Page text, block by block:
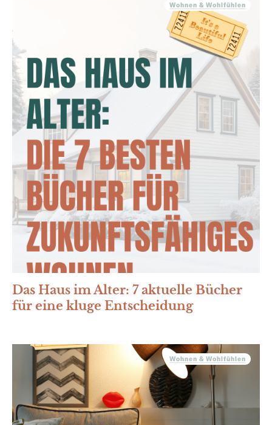
Wohnen & Wohlfühlen
Das Haus im Alter: 7 aktuelle Bücher
für eine kluge Entscheidung
Wohnen & Wohlfühlen